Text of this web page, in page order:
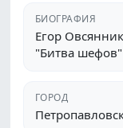
БИОГРАФИЯ
Егор
"Битва шефов"
ГОРОД